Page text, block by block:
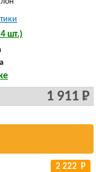
шт.)
1 911 Р
2 222 Р